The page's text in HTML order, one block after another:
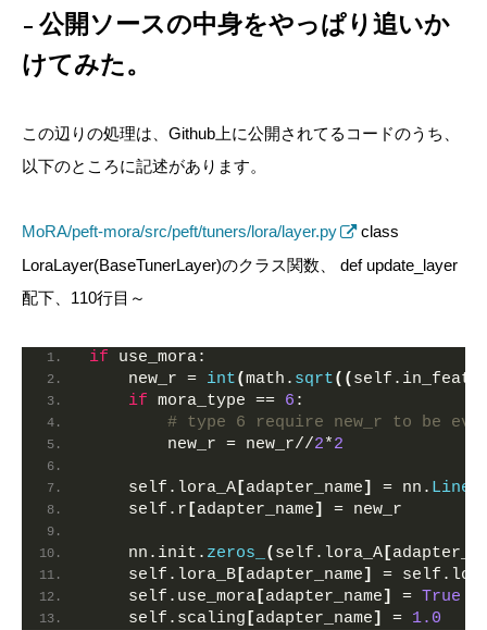
公開ソースの中身をやっぱり追いか
けてみた。
この辺りの処理は、Github上に公開されてるコードのうち、
以下のところに記述があります。
MoRA/peft-mora/src/peft/tuners/lora/layer.py
class
LoraLayer(BaseTunerLayer)のクラス関数、 def update_layer
配下、110行目～
if use_mora:
    new_r =
int(math. sqrt((
if mora_type == 6 :
# type 6 require new_r to be
        new_r = new_r//
2*2
    self.lora_A
[adapter_name] = nn.
    self.r
[adapter_name] = new_r
    nn.init.
zeros_ ( self.lora_A [
    self.lora_B
[adapter_name]
=
    self.use_mora
[adapter_name] = True
    self.scaling
[adapter_name] = 1.0